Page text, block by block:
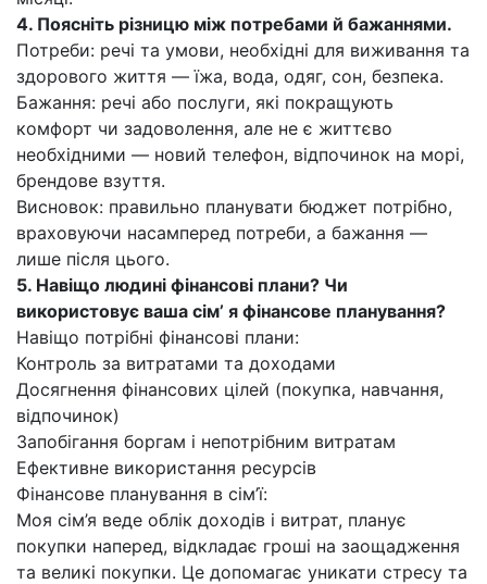
4. Поясніть різницю між потребами й бажаннями.
Потреби: речі та умови, необхідні для виживання та
здорового життя — їжа, вода, одяг, сон, безпека.
Бажання: речі або послуги, які покращують
комфорт чи задоволення, але не є життєво
необхідними — новий телефон, відпочинок на морі,
брендове взуття.
Висновок: правильно планувати бюджет потрібно,
враховуючи насамперед потреби, а бажання —
лише після цього.
5. Навіщо людині фінансові плани? Чи
використовує ваша сім’ я фінансове планування?
Навіщо потрібні фінансові плани:
Контроль за витратами та доходами
Досягнення фінансових цілей (покупка, навчання,
відпочинок)
Запобігання боргам і непотрібним витратам
Ефективне використання ресурсів
Фінансове планування в сім’ї:
Моя сім’я веде облік доходів і витрат, планує
покупки наперед, відкладає гроші на заощадження
та великі покупки. Це допомагає уникати стресу та